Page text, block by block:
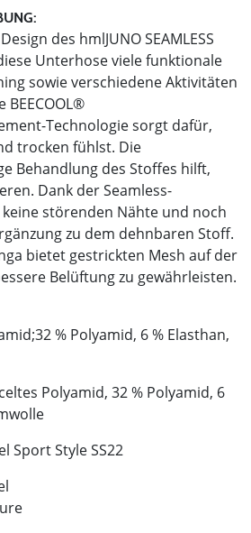
des hmlJUNO SEAMLESS
Unterhose viele funktionale
sowie verschiedene Aktivitäten
Technologie sorgt dafür,
trocken fühlst. Die
Behandlung des Stoffes hilft,
Dank der Seamless-
störenden Nähte und noch
zu dem dehnbaren Stoff.
bietet gestrickten Mesh auf der
Belüftung zu gewährleisten.
% Polyamid, 6 % Elasthan,
Polyamid, 32 % Polyamid, 6
Sport Style SS22